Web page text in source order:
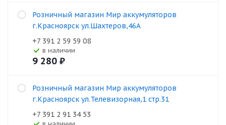
Розничный магазин Мир аккумуляторов
г.Красноярск ул.Шахтеров,46А
+7 391 2 59 59 08
В наличии
9 280 ₽
Розничный магазин Мир аккумуляторов
г.Красноярск ул.Телевизорная,1 стр.31
+7 391 2 91 34 53